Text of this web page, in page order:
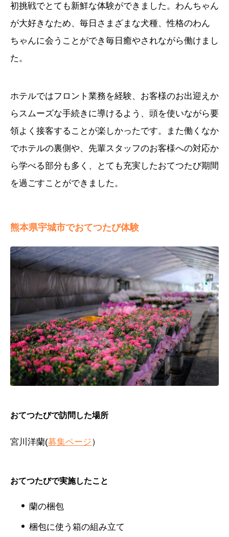
初挑戦でとても新鮮な体験ができました。わんちゃん
が大好きなため、毎日さまざまな犬種、性格のわん
ちゃんに会うことができ毎日癒やされながら働けまし
た。
ホテルではフロント業務を経験、お客様のお出迎えか
らスムーズな手続きに導けるよう、頭を使いながら要
領よく接客することが楽しかったです。また働くなか
でホテルの裏側や、先輩スタッフのお客様への対応か
ら学べる部分も多く、とても充実したおてつたび期間
を過ごすことができました。
熊本県宇城市でおてつたび体験
おてつたびで訪問した場所
宮川洋蘭(募集ページ）
おてつたびで実施したこと
蘭の梱包
梱包に使う箱の組み立て